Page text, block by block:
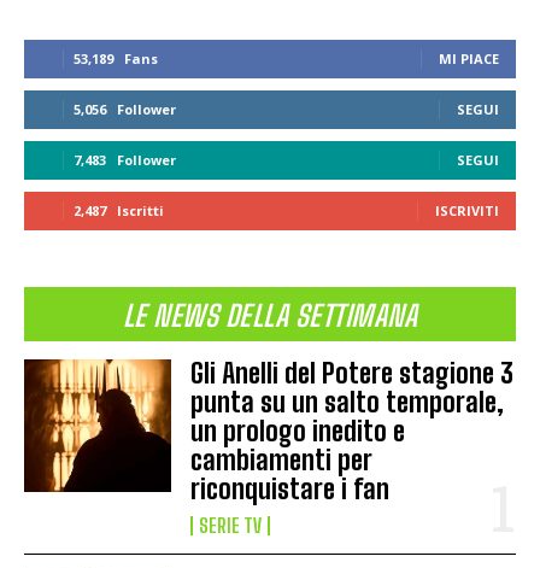
53,189 Fans MI PIACE
5,056 Follower SEGUI
7,483 Follower SEGUI
2,487 Iscritti ISCRIVITI
LE NEWS DELLA SETTIMANA
Gli Anelli del Potere stagione 3
punta su un salto temporale,
un prologo inedito e
cambiamenti per
riconquistare i fan
SERIE TV